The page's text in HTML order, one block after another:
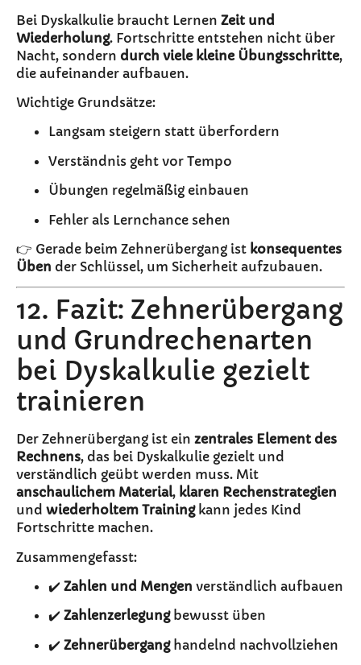
Bei Dyskalkulie braucht Lernen Zeit und
Wiederholung. Fortschritte entstehen nicht über
Nacht, sondern durch viele kleine Übungsschritte,
die aufeinander aufbauen.
Wichtige Grundsätze:
Langsam steigern statt überfordern
Verständnis geht vor Tempo
Übungen regelmäßig einbauen
Fehler als Lernchance sehen
👉 Gerade beim Zehnerübergang ist konsequentes
Üben der Schlüssel, um Sicherheit aufzubauen.
12. Fazit: Zehnerübergang
und Grundrechenarten
bei Dyskalkulie gezielt
trainieren
Der Zehnerübergang ist ein zentrales Element des
Rechnens, das bei Dyskalkulie gezielt und
verständlich geübt werden muss. Mit
anschaulichem Material, klaren Rechenstrategien
und wiederholtem Trainingkann jedes Kind
Fortschritte machen.
Zusammengefasst:
✔️ Zahlen und Mengen verständlich aufbauen
✔️ Zahlenzerlegungbewusst üben
✔️ Zehnerüberganghandelnd nachvollziehen